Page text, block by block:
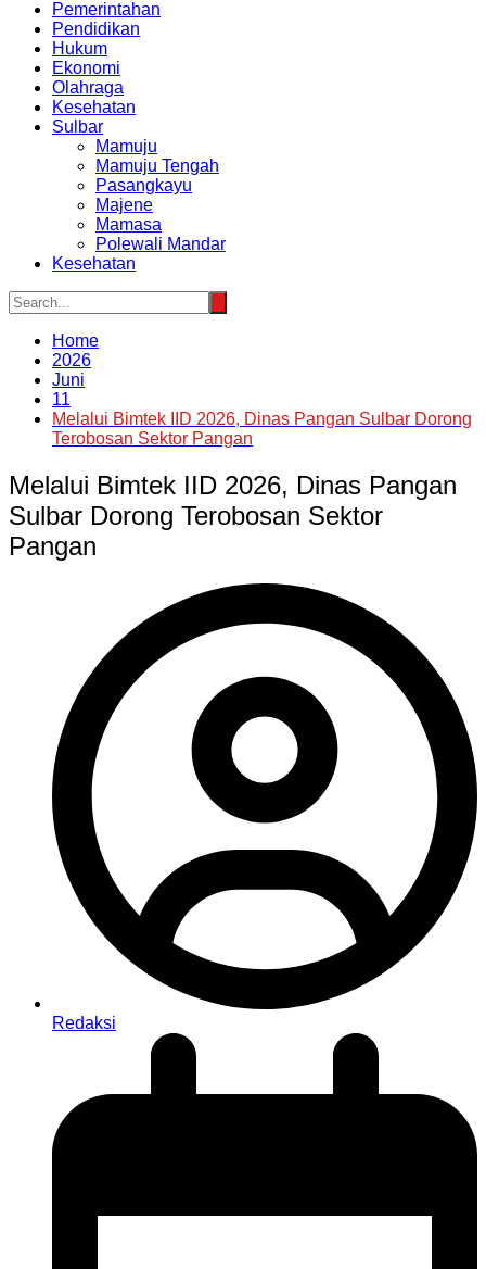
Pemerintahan
Pendidikan
Hukum
Ekonomi
Olahraga
Kesehatan
Sulbar
Mamuju
Mamuju Tengah
Pasangkayu
Majene
Mamasa
Polewali Mandar
Kesehatan
Home
2026
Juni
11
Melalui Bimtek IID 2026, Dinas Pangan Sulbar Dorong
Terobosan Sektor Pangan
Melalui Bimtek IID 2026, Dinas Pangan
Sulbar Dorong Terobosan Sektor
Pangan
Redaksi